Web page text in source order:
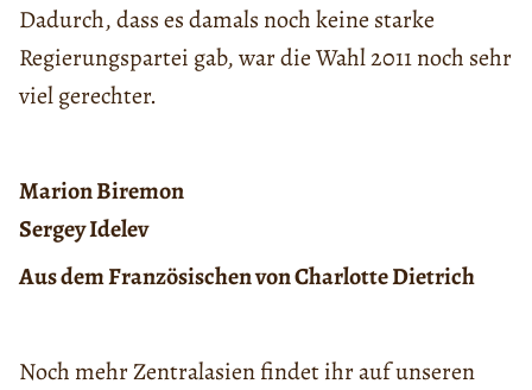
Dadurch, dass es damals noch keine starke
Regierungspartei gab, war die Wahl 2011 noch sehr
viel gerechter.
Marion Biremon
Sergey Idelev
Aus dem Französischen von Charlotte Dietrich
Noch mehr Zentralasien findet ihr auf unseren